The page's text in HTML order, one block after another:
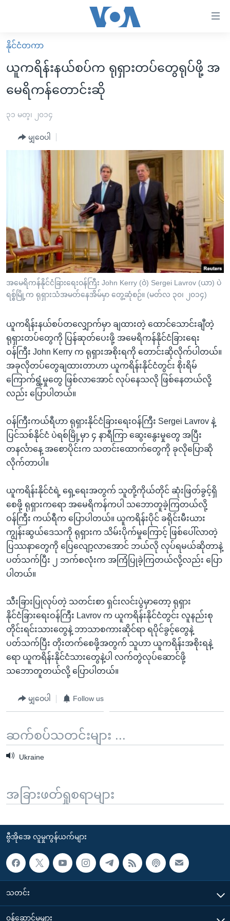
လွယ်ကူ
စေ
သည့်
များ
အကြောင်းအရာ
အ
ညွန်း
စာမျက်နှာ
သို့
ကျော်
ကြည့်
ရှာဖွေ
ရန်
နေရာ
ကျော်
မူလစာမျက်နှာ
မြန်မာ
ကမ္ဘာ့သတင်းများ
အစ္စရေး-ပါလက်စတိုင်း
ရပ်ဝန်းတခု လမ်းတခု အလွန်
အင်္ဂလိပ်စာလေ့လာမယ်
အမေရိကန်သုံးအီဒီယံ
မကြေးမုံရဲ့ အင်္ဂလိပ်စာ
ရုပ်ရှင်ထဲက အင်္ဂလိပ်စာ
သုတပဒေသာ အင်္ဂလိပ်စာ
အပတ်စဉ်ကဏ္ဍများ
ရေဒီယိုနှင့်ရုပ်သံ အချက်အလက်များ
ရေဒီယို/တီဗွီအစီအစဉ်
Learning English
ဗွီအိုအေ လူမှုကွန်ယက်များ
ဘာသာစကားများ
နိုင်ငံတကာ
ယူကရိန်းနယ်စပ်က ရုရှားတပ်တွေရုပ်ဖို့ အ
မေရိကန်တောင်းဆို
၃၁ မတ္၊ ၂၀၁၄
မျှဝေပါ
အမေရိကန်နိုင်ငံခြားရေးဝန်ကြီး John Kerry (ဝဲ) Sergei Lavrov (ယာ) ပဲ
ရစ္စ်မြို့က ရုရှားသံအမတ်နေအိမ်မှာ တွေ့ဆုံစဉ်။ (မတ်လ ၃၀၊ ၂၀၁၄)
ယူကရိန်းနယ်စပ်တလျှောက်မှာ ချထားတဲ့ ထောင်သောင်းချီတဲ့
ရုရှားတပ်တွေကို ပြန်ဆုတ်ပေးဖို့ အမေရိကန်နိုင်ငံခြားရေး
ဝန်ကြီး John Kerry က ရုရှားအစိုးရကို တောင်းဆိုလိုက်ပါတယ်။
အခုလိုတပ်တွေချထားတာဟာ ယူကရိန်းနိုင်ငံတွင်း စိုးရိမ်
ကြောက်ရွံ့မှုတွေ ဖြစ်လာအောင် လုပ်နေသလို ဖြစ်နေတယ်လို့
လည်း ပြောပါတယ်။
ဝန်ကြီးကယ်ရီဟာ ရုရှားနိုင်ငံခြားရေးဝန်ကြီး Sergei Lavrov နဲ့
ပြင်သစ်နိုင်ငံ ပဲရစ်မြို့မှာ ၄ နာရီကြာ ဆွေးနွေးမှုတွေ အပြီး
တနင်္လာနေ့ အစောပိုင်းက သတင်းထောက်တွေကို ခုလိုပြောဆို
လိုက်တာပါ။
ယူကရိန်းနိုင်ငံရဲ့ ရှေ့ရေးအတွက် သူတို့ကိုယ်တိုင် ဆုံးဖြတ်ခွင့်ရှိ
စေဖို့ ရုရှားကရော အမေရိကန်ကပါ သဘောတူခဲ့ကြတယ်လို့
ဝန်ကြီး ကယ်ရီက ပြောပါတယ်။ ယူကရိန်းပိုင် ခရိုင်းမီးယား
ကျွန်းဆွယ်ဒေသကို ရုရှားက သိမ်းပိုက်မှုကြောင့် ဖြစ်ပေါ်လာတဲ့
ပြဿနာတွေကို ပြေလျော့လာအောင် ဘယ်လို လုပ်ရမယ်ဆိုတာနဲ့
ပတ်သက်ပြီး ၂ ဘက်စလုံးက အကြံပြုခဲ့ကြတယ်လို့လည်း ပြော
ပါတယ်။
သီးခြားပြုလုပ်တဲ့ သတင်းစာ ရှင်းလင်းပွဲမှာတော့ ရုရှား
နိုင်ငံခြားရေးဝန်ကြီး Lavrov က ယူကရိန်းနိုင်ငံတွင်း လူနည်းစု
တိုင်းရင်းသားတွေနဲ့ ဘာသာစကားဆိုင်ရာ ရပိုင်ခွင့်တွေနဲ့
ပတ်သက်ပြီး တိုးတက်စေဖို့အတွက် သူဟာ ယူကရိန်းအစိုးရနဲ့
ရော ယူကရိန်းနိုင်ငံသားတွေနဲ့ပါ လက်တွဲလုပ်ဆောင်ဖို့
သဘောတူတယ်လို့ ပြောပါတယ်။
မျှဝေပါ Follow us
ဆက်စပ်သတင်းများ ...
Ukraine
အခြားဖတ်ရှုစရာများ
ဗွီအိုအေ လူမှုကွန်ယက်များ
သတင်း
၀န်ဆောင်မှုများ